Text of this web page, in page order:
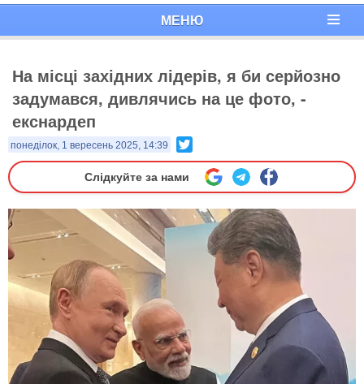
МЕНЮ
​На місці західних лідерів, я би серйозно
задумався, дивлячись на це фото, -
екснардеп
понеділок, 1 вересень 2025, 14:39
Слідкуйте за нами